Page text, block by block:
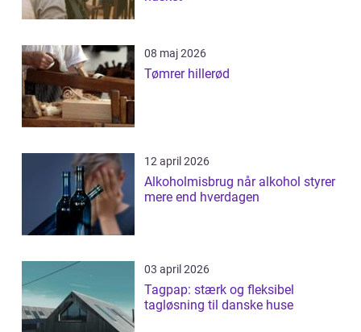
08 maj 2026
Tømrer hillerød
12 april 2026
Alkoholmisbrug når alkohol styrer
mere end hverdagen
03 april 2026
Tagpap: stærk og fleksibel
tagløsning til danske huse